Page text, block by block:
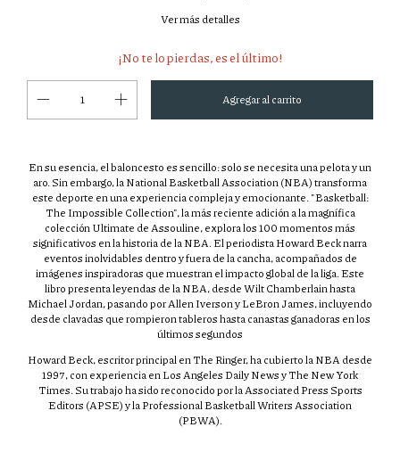
Ver más detalles
¡No te lo pierdas, es el último!
En su esencia, el baloncesto es sencillo: solo se necesita una pelota y un
aro.Sin embargo, la National Basketball Association (NBA) transforma
este deporte en una experiencia compleja y emocionante. "Basketball:
The Impossible Collection", la más reciente adición a la magnífica
colección Ultimate de Assouline, explora los 100 momentos más
significativos en la historia de la NBA.El periodista Howard Beck narra
eventos inolvidables dentro y fuera de la cancha, acompañados de
imágenes inspiradoras que muestran el impacto global de la liga.Este
libro presenta leyendas de la NBA, desde Wilt Chamberlain hasta
Michael Jordan, pasando por Allen Iverson y LeBron James, incluyendo
desde clavadas que rompieron tableros hasta canastas ganadoras en los
últimos segundos
Howard Beck, escritor principal en The Ringer, ha cubierto la NBA desde
1997, con experiencia en Los Angeles Daily News y The New York
Times. Su trabajo ha sido reconocido por la Associated Press Sports
Editors (APSE) y la Professional Basketball Writers Association
(PBWA).